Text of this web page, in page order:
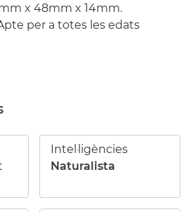
x 48mm x 14mm.
per a totes les edats
Intel·ligències
Naturalista